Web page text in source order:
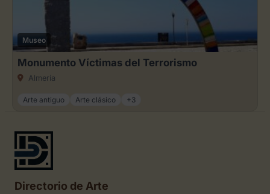
Museo
Monumento Víctimas del Terrorismo
Almería
Arte antiguo Arte clásico +3
Directorio de Arte